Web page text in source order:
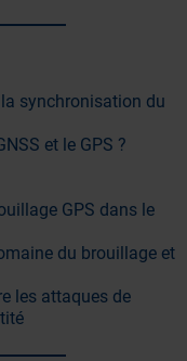
synchronisation du
et le GPS ?
GPS dans le
du brouillage et
les attaques de